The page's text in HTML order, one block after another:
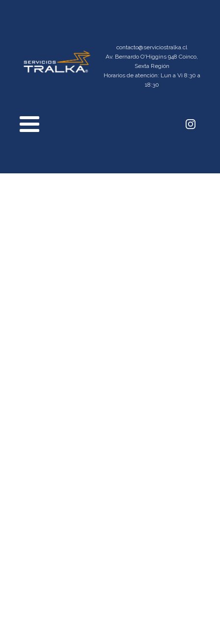
contacto@serviciostralka.cl
Av. Bernardo O'Higgins 948 Coinco,
Sexta Región
Horarios de atención: Lun a Vi 8:30 a
18:30